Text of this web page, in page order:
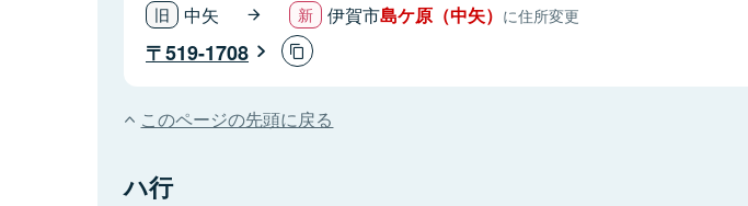
中矢 伊賀市島ケ原（中矢） に住所変更
519-1708
このページの先頭に戻る
ハ行